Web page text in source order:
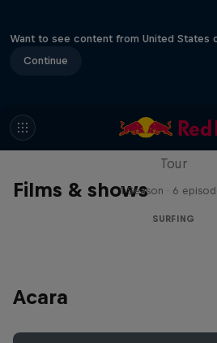
Want to see content from United States
Continue
Films & shows
WSL Replay
Tour
1 Season · 6
SURFING
Acara